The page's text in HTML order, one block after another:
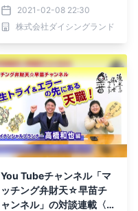
ンネル」～対談連載が公開
中！
2021-02-08 22:30
株式会社ダイシングランド
You Tubeチャンネル「マ
ッチング弁財天☆早苗チ
ャンネル」の対談連載〈人